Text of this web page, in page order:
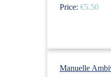
Price: €5.50
Manuelle